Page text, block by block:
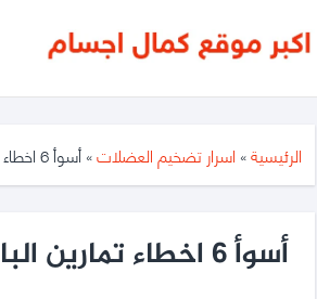
فى
كمال
الرئيسية» اسرار تضخيم العضلات»أسوأ 6 اخطاء تمارين الباي
أسوأ 6 اخطاء تمارين الباي